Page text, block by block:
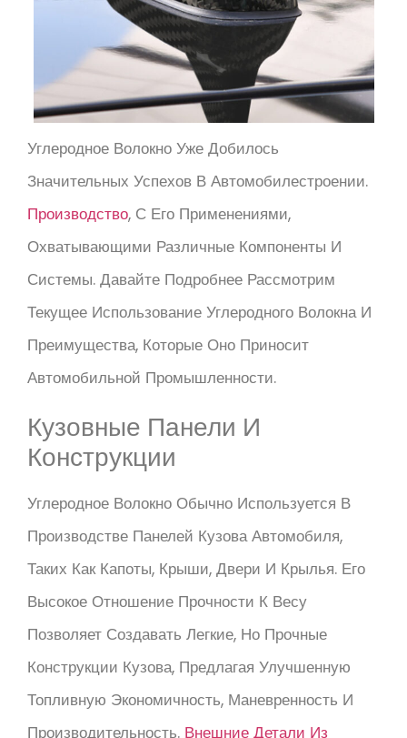
Углеродное Волокно Уже Добилось
Значительных Успехов В Автомобилестроении.
Производство, С Его Применениями,
Охватывающими Различные Компоненты И
Системы. Давайте Подробнее Рассмотрим
Текущее Использование Углеродного Волокна И
Преимущества, Которые Оно Приносит
Автомобильной Промышленности.
Кузовные Панели И
Конструкции
Углеродное Волокно Обычно Используется В
Производстве Панелей Кузова Автомобиля,
Таких Как Капоты, Крыши, Двери И Крылья. Его
Высокое Отношение Прочности К Весу
Позволяет Создавать Легкие, Но Прочные
Конструкции Кузова, Предлагая Улучшенную
Топливную Экономичность, Маневренность И
Производительность. Внешние Детали Из